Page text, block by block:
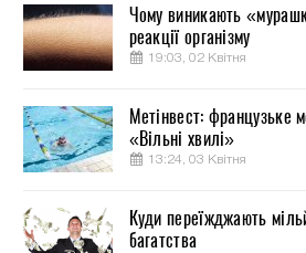
Чому виникають
реакції організму
19:03, 02 Квітня
Метінвест: французьке
«Вільні хвилі»
13:24, 03 Квітня
Куди переїжджають
багатства